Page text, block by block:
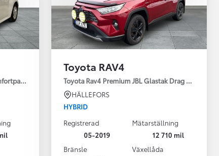
Toyota RAV4
Toyota Rav4 Premium JBL Glastak Drag Motorv
HÄLLEFORS
HYBRID
Registrerad
05-2019
Mätarställning
12 710 mil
Bränsle
Växellåda